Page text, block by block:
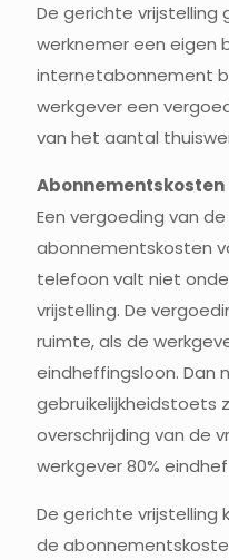
De gerichte vrijstelling
werknemer een eigen
internetabonnement
werkgever een
van het aantal
Een vergoeding van de
abonnementskosten
telefoon valt niet
vrijstelling. De
ruimte, als de
eindheffingsloon. Dan
gebruikelijkheidstoets
overschrijding van de
werkgever 80%
De gerichte vrijstelling
de